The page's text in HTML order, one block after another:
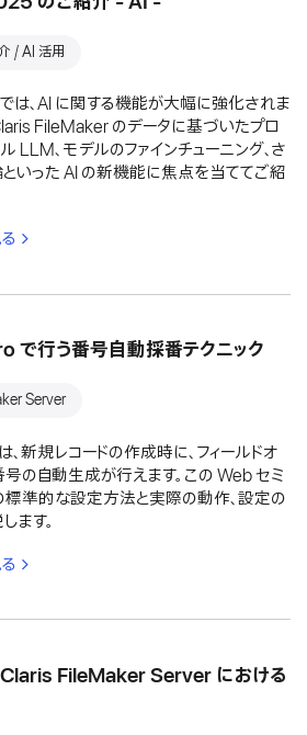
/ AI 活用
、AI に関する機能が大幅に強化されま
FileMaker のデータに基づいたプロ
LLM、モデルのファインチューニング、さ
いった AI の新機能に焦点を当ててご紹
行う番号自動採番テクニック
Server
新規レコードの作成時に、フィールドオ
号の自動生成が行えます。この Web セミ
標準的な設定方法と実際の動作、設定の
ます。
FileMaker Server における